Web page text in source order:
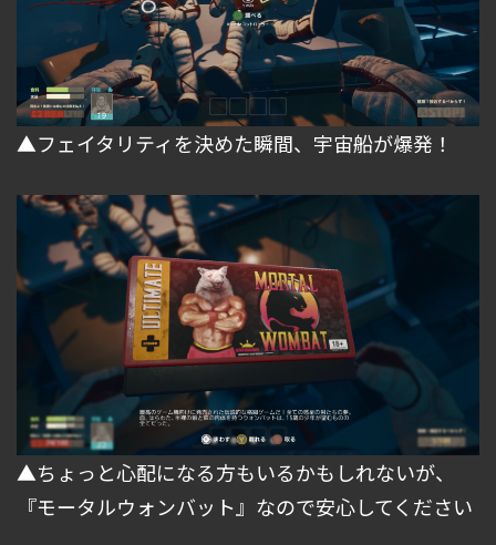
▲フェイタリティを決めた瞬間、宇宙船が爆発！
▲ちょっと心配になる方もいるかもしれないが、
『モータルウォンバット』なので安心してください